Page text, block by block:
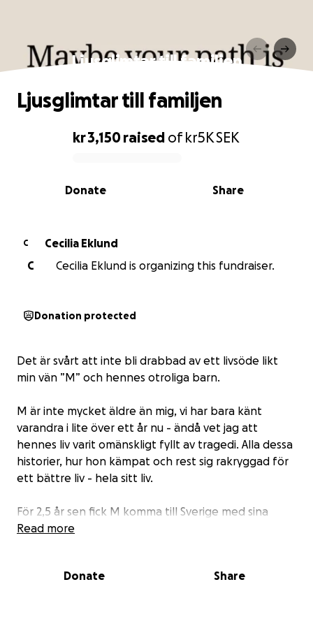
Ljusglimtar till familjen
0% complete
kr 3,150 raised ofkr5KSEK
Share
Donate
Ljusglimtar till familjen
C
Cecilia Eklund
C
Cecilia Eklund is organizing this fundraiser.
Donation protected
Det är svårt att inte bli drabbad av ett livsöde likt
min vän ”M” och hennes otroliga barn.
M är inte mycket äldre än mig, vi har bara känt
varandra i lite över ett år nu - ändå vet jag att
hennes liv varit omänskligt fyllt av tragedi. Alla dessa
historier, hur hon kämpat och rest sig rakryggad för
ett bättre liv - hela sitt liv.
För 2,5 år sen fick M komma till Sverige med sina
barn. Livet skulle bli lättare nu. Kanske skulle hon få
Read more
Donate Share